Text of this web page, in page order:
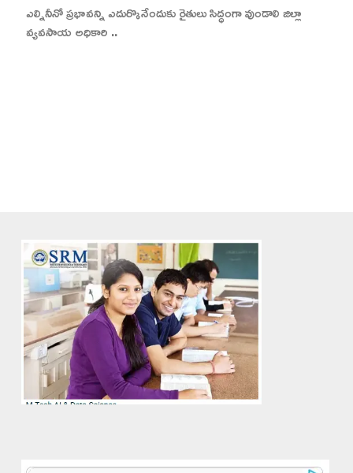
ఎల్నినీనో ప్రభావన్ని ఎదుర్కొనేందుకు రైతులు సిద్ధంగా వుండాలి జిల్లా
వ్యవసాయ అధికారి ..